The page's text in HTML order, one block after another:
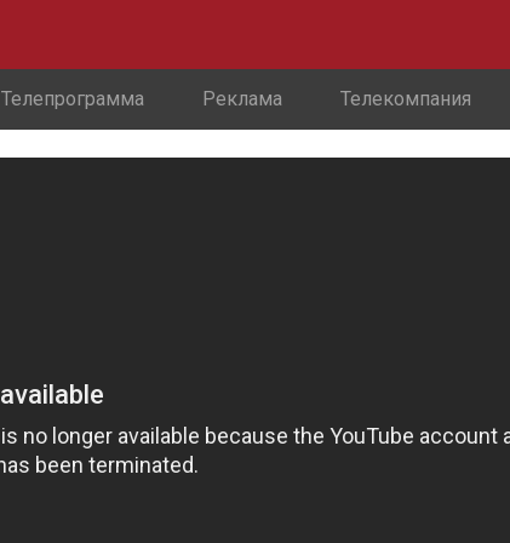
Телепрограмма Реклама Телекомпания